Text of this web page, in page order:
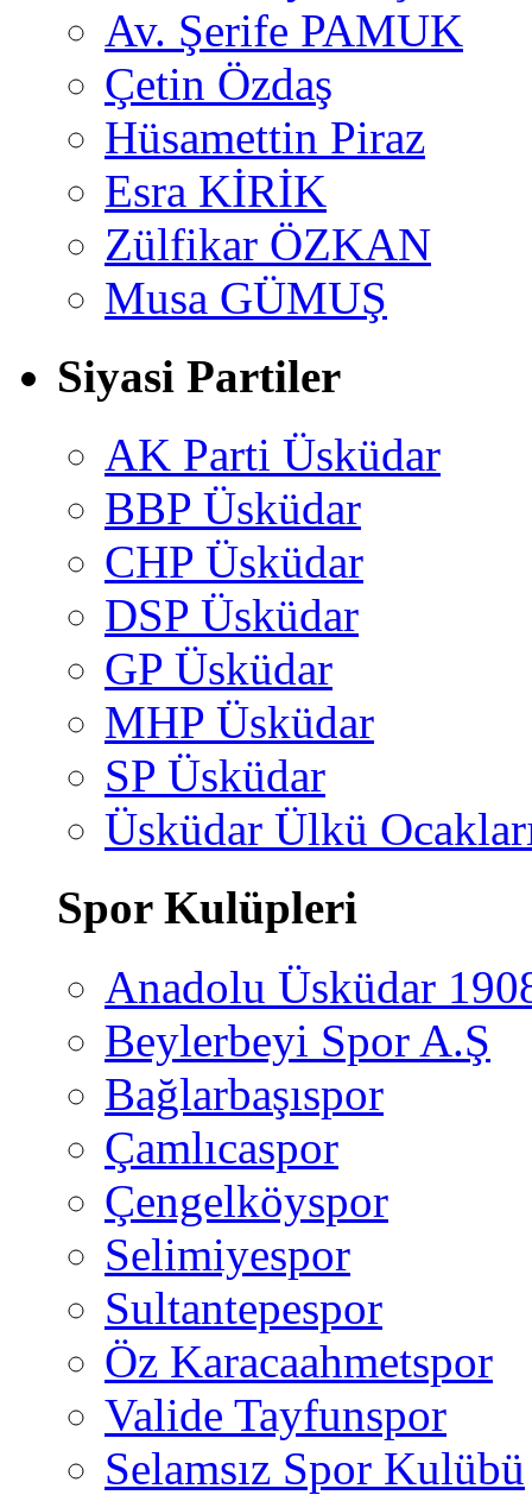
Av. Şerife PAMUK
Çetin Özdaş
Hüsamettin Piraz
Esra KİRİK
Zülfikar ÖZKAN
Musa GÜMUŞ
Siyasi Partiler
AK Parti Üsküdar
BBP Üsküdar
CHP Üsküdar
DSP Üsküdar
GP Üsküdar
MHP Üsküdar
SP Üsküdar
Üsküdar Ülkü
Spor Kulüpleri
Anadolu Üsküdar
Beylerbeyi Spor A.Ş
Bağlarbaşıspor
Çamlıcaspor
Çengelköyspor
Selimiyespor
Sultantepespor
Öz Karacaahmetspor
Valide Tayfunspor
Selamsız Spor Kulübü